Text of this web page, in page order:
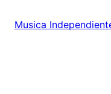
Musica